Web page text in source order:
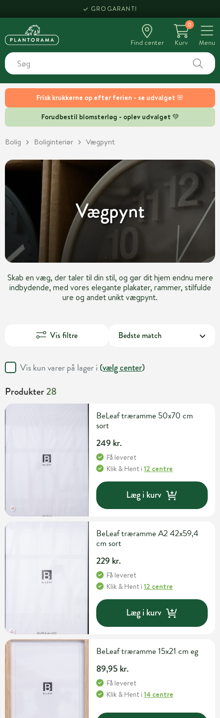
Frisk krukkerne op efter ferien - se udvalget 🌸
Forudbestil blomsterløg - oplev udvalget 💚
HENT SAMME DAG
Find center
0
Kurv
Menu
Bolig Boliginteriør Vægpynt
Vægpynt
Skab en væg, der taler til din stil, og gør dit hjem endnu mere
indbydende, med vores elegante plakater, rammer, stilfulde
ure og andet unikt vægpynt.
Vis filtre
Vis kun varer på lager i (vælg center)
Produkter28
BeLeaf træramme 50x70 cm
sort
249 kr.
Få leveret
Klik & Hent i12 centre
Læg i kurv
BeLeaf træramme A2 42x59,4
cm sort
229 kr.
Få leveret
Klik & Hent i12 centre
Læg i kurv
BeLeaf træramme 15x21 cm eg
89,95 kr.
Få leveret
Klik & Hent i14 centre